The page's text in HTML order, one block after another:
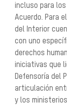
incluso para
Acuerdo. Para
del Interior
con uno
derechos
iniciativas que
Defensoría del
articulación
y los